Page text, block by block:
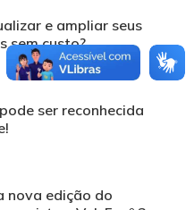
e ampliar seus
sem custo?
ser reconhecida
nova edição do